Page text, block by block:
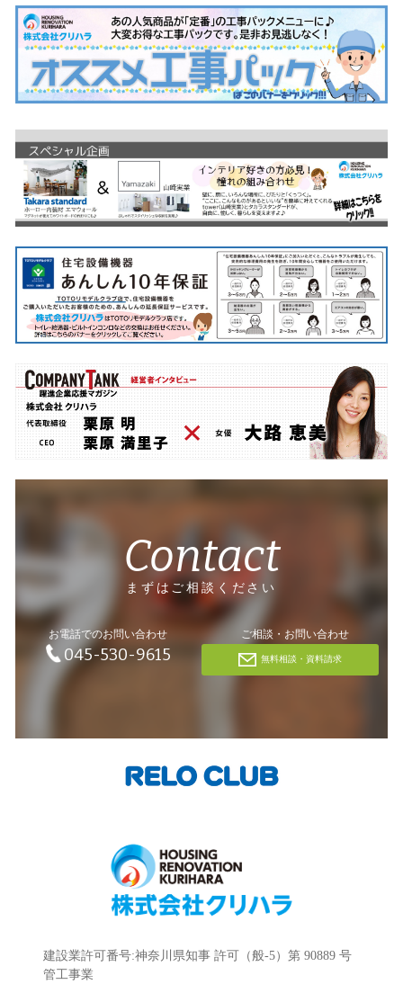
Contact
まずはご相談ください
お電話でのお問い合わせ
045-530-9615
ご相談・お問い合わせ
無料相談・資料請求
建設業許可番号:神奈川県知事 許可（般-5）第 90889 号
管工事業